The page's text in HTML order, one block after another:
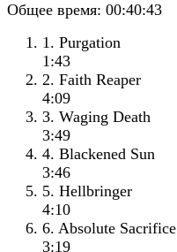
Общее время: 00:40:43
1. Purgation
1:43
2. Faith Reaper
4:09
3. Waging Death
3:49
4. Blackened Sun
3:46
5. Hellbringer
4:10
6. Absolute Sacrifice
3:19